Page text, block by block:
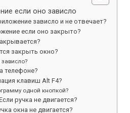
если оно зависло
зависло и не отвечает?
если оно закрыто?
закрыть окно?
зависло?
телефоне?
клавиш Alt F4?
одной кнопкой?
ручка не двигается?
окна не двигается?